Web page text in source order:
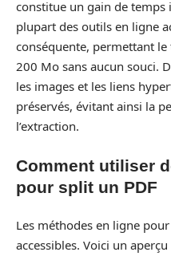
constitue un gain de
plupart des outils en ligne
conséquente, permettant
200 Mo sans aucun souci.
les images et les liens
préservés, évitant ainsi la
l’extraction.
Comment utiliser
pour split un PDF
Les méthodes en ligne pour
accessibles. Voici un